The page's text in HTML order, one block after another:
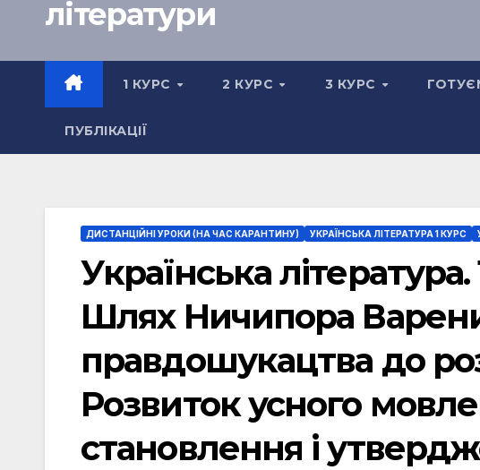
літератури
1 КУРС 2 КУРС 3 КУРС
ПУБЛІКАЦІЇ
ДИСТАНЦІЙНІ УРОКИ (НА ЧАС КАРАНТИНУ) УКРАЇНСЬКА ЛІТЕРАТУРА 1 КУРС
Українська
Шлях Ничипора
правдошукацтва до
Розвиток усного
становлення і